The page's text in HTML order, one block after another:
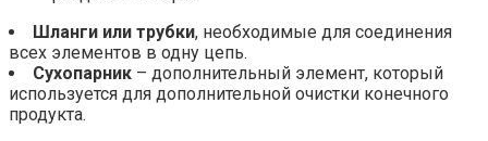
Шланги или трубки, необходимые для соединения
всех элементов в одну цепь.
Сухопарник – дополнительный элемент, который
используется для дополнительной очистки конечного
продукта.